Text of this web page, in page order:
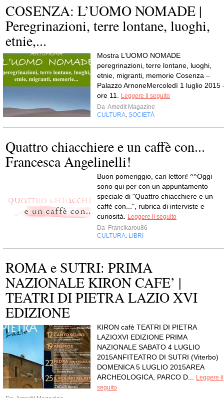
COSENZA: L’UOMO NOMADE |
Peregrinazioni, terre lontane, luoghi,
etnie,...
Mostra L’UOMO NOMADE
peregrinazioni, terre lontane, luoghi,
etnie, migranti, memorie Cosenza –
Palazzo ArnoneMercoledì 1 luglio 2015
ore 11.
Leggere il seguito
Da Amedit Magazine
CULTURA SOCIETÀ
Quattro chiacchiere e un caffè con...
Francesca Angelinelli!
Buon pomeriggio, cari lettori! ^^Oggi
sono qui per con un appuntamento
speciale di "Quattro chiacchiere e un
caffè con...", rubrica di interviste e
curiosità.
Leggere il seguito
Da Francikarou86
CULTURA LIBRI
ROMA e SUTRI: PRIMA
NAZIONALE KIRON CAFE’ |
TEATRI DI PIETRA LAZIO XVI
EDIZIONE
KIRON cafè TEATRI DI PIETRA
LAZIOXVI EDIZIONE PRIMA
NAZIONALE SABATO 4 LUGLIO
2015ANFITEATRO DI SUTRI (Viterbo)
DOMENICA 5 LUGLIO 2015AREA
ARCHEOLOGICA, PARCO D...
Leggere il
seguito